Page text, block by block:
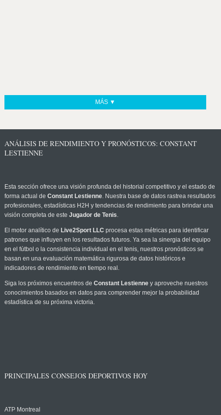
MÁS ▼
ANÁLISIS DE RENDIMIENTO Y PRONÓSTICOS: CONSTANT
LESTIENNE
Esta sección ofrece una visión profunda del historial competitivo y el estado de
forma actual de Constant Lestienne. Nuestra base de datos rastrea resultados
profesionales, estadísticas H2H y tendencias de rendimiento para brindar una
visión completa de este Jugador de Tenis.
El motor analítico de Live2Sport LLC procesa estas métricas para identificar
patrones que influyen en los resultados futuros. Ya sea la sinergia del equipo
en el fútbol o la consistencia individual en el tenis, nuestros pronósticos se
basan en una evaluación matemática rigurosa de datos históricos e
indicadores de rendimiento en tiempo real.
Siga los próximos encuentros de Constant Lestienney aproveche nuestros
conocimientos basados en datos para comprender mejor la probabilidad
estadística de su próxima victoria.
PRINCIPALES CONSEJOS DEPORTIVOS HOY
ATP Montreal